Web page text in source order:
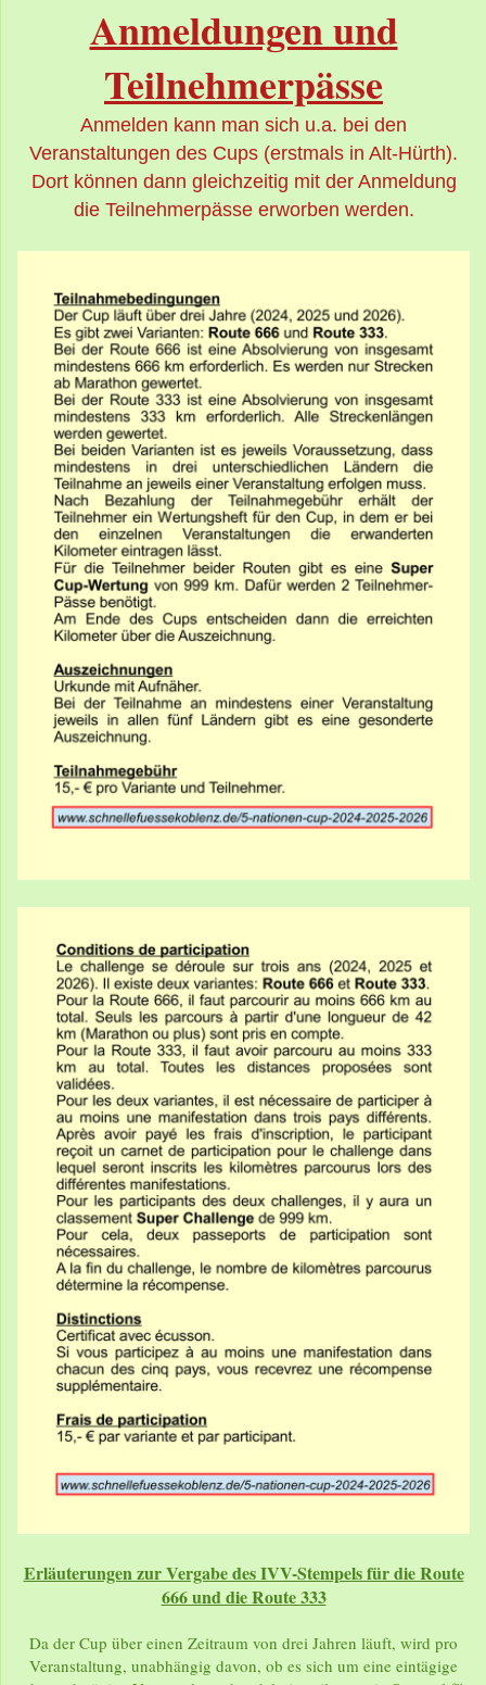
Anmeldungen und
Teilnehmerpässe
Anmelden kann man sich u.a. bei den
Veranstaltungen des Cups (erstmals in Alt-Hürth).
Dort können dann gleichzeitig mit der Anmeldung
die Teilnehmerpässe erworben werden.
Erläuterungen zur Vergabe des IVV-Stempels für die Route
666 und die Route 333
Da der Cup über einen Zeitraum von drei Jahren läuft, wird pro
Veranstaltung, unabhängig davon, ob es sich um eine eintägige